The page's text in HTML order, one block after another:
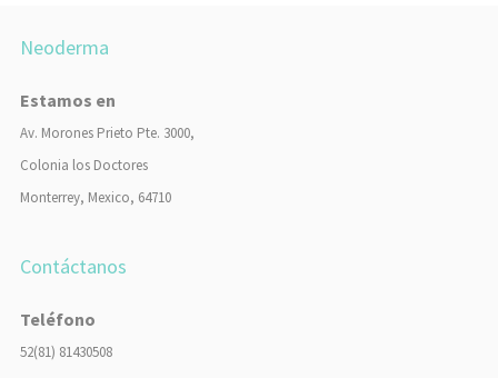
Neoderma
Estamos en
Av. Morones Prieto Pte. 3000,
Colonia los Doctores
Monterrey, Mexico, 64710
Contáctanos
Teléfono
52(81) 81430508